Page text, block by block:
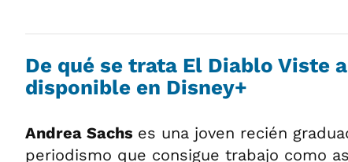
De qué se trata El Diablo Viste
disponible en Disney+
Andrea Sachs es una joven recién
periodismo que consigue trabajo como